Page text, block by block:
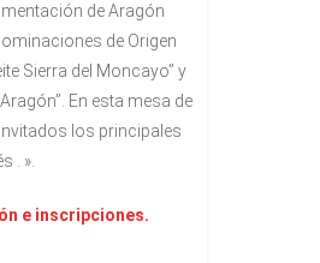
de Aragón
de Origen
Sierra del Moncayo” y
En esta mesa de
los principales
. »
e inscripciones.